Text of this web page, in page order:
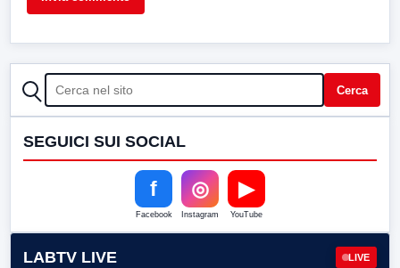
CERCA Cerca
SEGUICI SUI SOCIAL
f
Facebook
◎
Instagram
▶
YouTube
LABTV LIVE LIVE